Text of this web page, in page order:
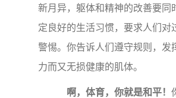
新月异，躯体和精神的改善要同
定良好的生活习惯，要求人们对
警惕。你告诉人们遵守规则，发
力而又无损健康的肌体。
啊，体育，你就是和平！